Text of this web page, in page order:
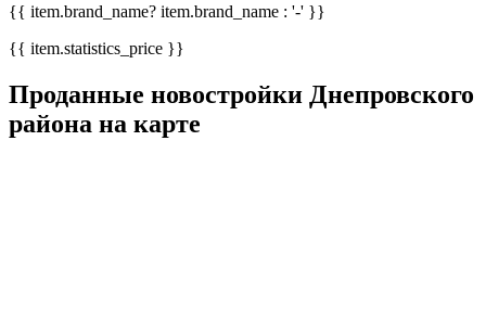
{{ item.brand_name? item.brand_name : '-' }}
{{ item.statistics_price }}
Проданные новостройки Днепровского
района на карте